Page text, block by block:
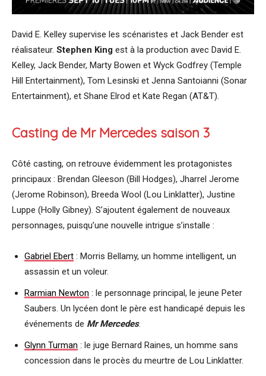
David E. Kelley supervise les scénaristes et Jack Bender est
réalisateur. Stephen King est à la production avec David E.
Kelley, Jack Bender, Marty Bowen et Wyck Godfrey (Temple
Hill Entertainment), Tom Lesinski et Jenna Santoianni (Sonar
Entertainment), et Shane Elrod et Kate Regan (AT&T).
Casting de Mr Mercedes saison 3
Côté casting, on retrouve évidemment les protagonistes
principaux : Brendan Gleeson (Bill Hodges), Jharrel Jerome
(Jerome Robinson), Breeda Wool (Lou Linklatter), Justine
Luppe (Holly Gibney). S’ajoutent également de nouveaux
personnages, puisqu’une nouvelle intrigue s’installe :
Gabriel Ebert : Morris Bellamy, un homme intelligent, un
assassin et un voleur.
Rarmian Newton : le personnage principal, le jeune Peter
Saubers. Un lycéen dont le père est handicapé depuis les
événements de Mr Mercedes.
Glynn Turman : le juge Bernard Raines, un homme sans
concession dans le procès du meurtre de Lou Linklatter.